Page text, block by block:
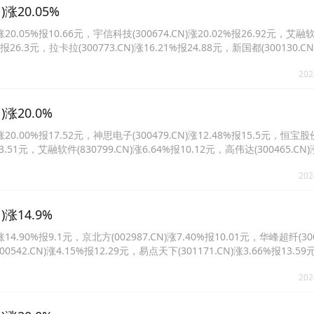
涨20.05%
报10.66元，宇信科技(300674.CN)涨20.02%报26.92元，艾融
26.3元，拉卡拉(300773.CN)涨16.21%报24.88元，新国都
涨20.0%
报17.52元，神思电子(300479.CN)涨12.48%报15.5元，恒宝股
元，艾融软件(830799.CN)涨6.64%报10.12元，高伟达(300465.CN)
涨14.9%
报9.1元，京北方(002987.CN)涨7.40%报10.01元，华峰超纤
涨4.15%报12.29元，易点天下(301171.CN)涨3.66%报13.59